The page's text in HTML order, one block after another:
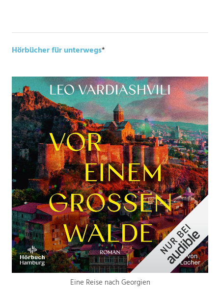
Hörbücher für unterwegs*
Eine Reise nach Georgien